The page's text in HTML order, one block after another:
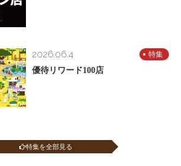
2026.06.4 特集
優待リワード100店
特集を全部見る